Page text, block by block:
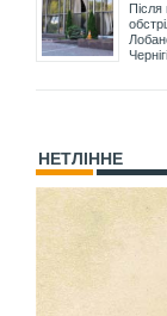
НЕТЛІННЕ